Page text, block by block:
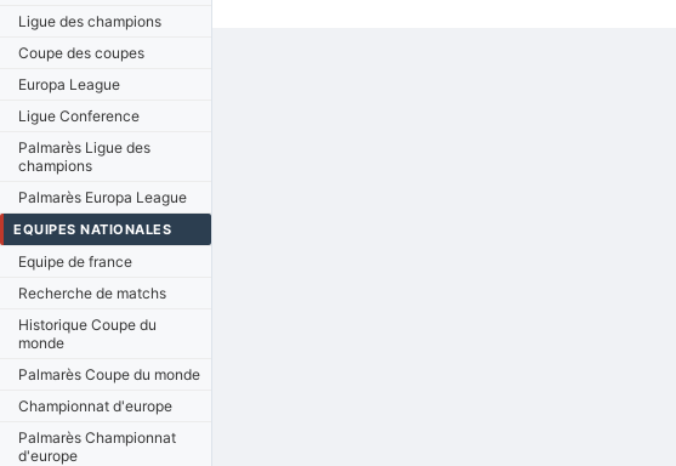
Ligue des champions
Coupe des coupes
Europa League
Ligue Conference
Palmarès Ligue des
champions
Palmarès Europa League
EQUIPES NATIONALES
Equipe de france
Recherche de matchs
Historique Coupe du
monde
Palmarès Coupe du monde
Championnat d'europe
Palmarès Championnat
d'europe